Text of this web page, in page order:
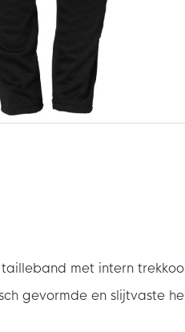
met intern
gevormde en slijtvaste